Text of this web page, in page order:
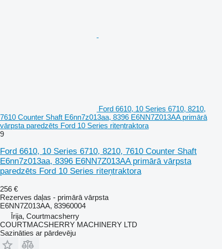
Ford 6610, 10 Series 6710, 8210,
7610 Counter Shaft E6nn7z013aa, 8396 E6NN7Z013AA primārā
vārpsta paredzēts Ford 10 Series riteņtraktora
9
Ford 6610, 10 Series 6710, 8210, 7610 Counter Shaft
E6nn7z013aa, 8396 E6NN7Z013AA primārā vārpsta
paredzēts Ford 10 Series riteņtraktora
256 €
Rezerves daļas - primārā vārpsta
E6NN7Z013AA, 83960004
Īrija, Courtmacsherry
COURTMACSHERRY MACHINERY LTD
Sazināties ar pārdevēju